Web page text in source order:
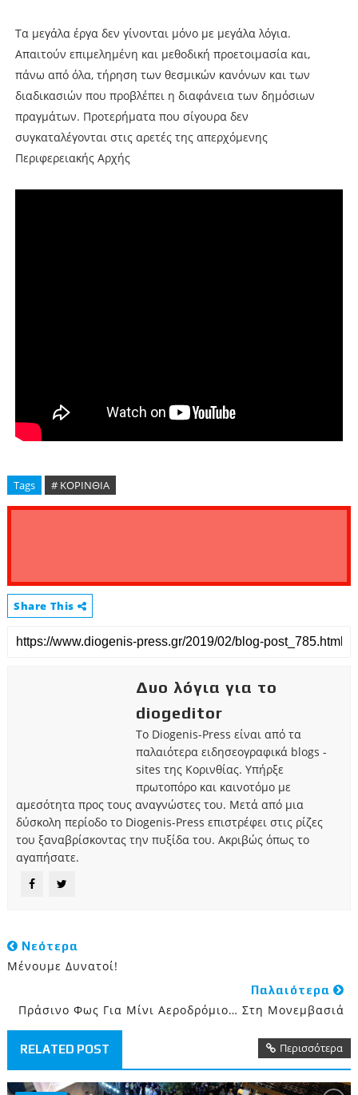
Τα μεγάλα έργα δεν γίνονται μόνο με μεγάλα λόγια.
Απαιτούν επιμελημένη και μεθοδική προετοιμασία και,
πάνω από όλα, τήρηση των θεσμικών κανόνων και των
διαδικασιών που προβλέπει η διαφάνεια των δημόσιων
πραγμάτων. Προτερήματα που σίγουρα δεν
συγκαταλέγονται στις αρετές της απερχόμενης
Περιφερειακής Αρχής
Tags # ΚΟΡΙΝΘΙΑ
Share This
Δυο λόγια για το
diogeditor
Το Diogenis-Press είναι από τα
παλαιότερα ειδησεογραφικά blogs -
sites της Κορινθίας. Υπήρξε
πρωτοπόρο και καινοτόμο με
αμεσότητα προς τους αναγνώστες του. Μετά από μια
δύσκολη περίοδο το Diogenis-Press επιστρέφει στις ρίζες
του ξαναβρίσκοντας την πυξίδα του. Ακριβώς όπως το
αγαπήσατε.
Νεότερα
Μένουμε Δυνατοί!
Παλαιότερα
Πράσινο Φως Για Μίνι Αεροδρόμιο… Στη Μονεμβασιά
RELATED POST Περισσότερα